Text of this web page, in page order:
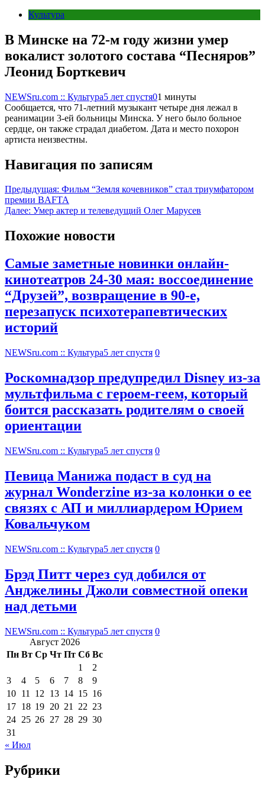
Культура
В Минске на 72-м году жизни умер
вокалист золотого состава “Песняров”
Леонид Борткевич
NEWSru.com :: Культура5 лет спустя01 минуты
Сообщается, что 71-летний музыкант четыре дня лежал в
реанимации 3-ей больницы Минска. У него было больное
сердце, он также страдал диабетом. Дата и место похорон
артиста неизвестны.
Навигация по записям
Предыдущая: Фильм “Земля кочевников” стал триумфатором
премии BAFTA
Далее: Умер актер и телеведущий Олег Марусев
Похожие новости
Самые заметные новинки онлайн-
кинотеатров 24-30 мая: воссоединение
“Друзей”, возвращение в 90-е,
перезапуск психотерапевтических
историй
NEWSru.com :: Культура5 лет спустя 0
Роскомнадзор предупредил Disney из-за
мультфильма c героем-геем, который
боится рассказать родителям о своей
ориентации
NEWSru.com :: Культура5 лет спустя 0
Певица Манижа подаст в суд на
журнал Wonderzine из-за колонки о ее
связях с АП и миллиардером Юрием
Ковальчуком
NEWSru.com :: Культура5 лет спустя 0
Брэд Питт через суд добился от
Анджелины Джоли совместной опеки
над детьми
NEWSru.com :: Культура5 лет спустя 0
Август 2026
Пн Вт Ср Чт Пт Сб Вс
1
2
3
4 5 6 7 8
9
10 11 12 13 14 15 16
17 18 19 20 21 22 23
24 25 26 27 28 29 30
31
« Июл
Рубрики